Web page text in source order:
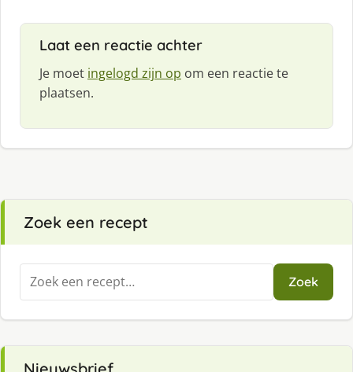
Laat een reactie achter
Je moet ingelogd zijn op om een reactie te
plaatsen.
Zoek een recept
Zoeken
naar:
Zoek